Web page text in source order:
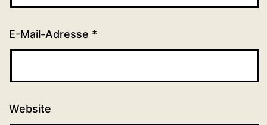
E-Mail-Adresse *
Website